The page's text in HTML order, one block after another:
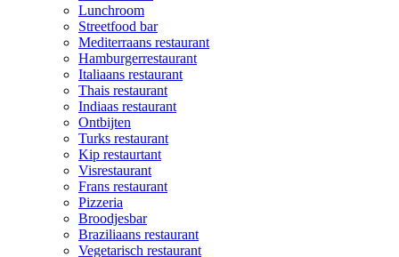
Lunchroom
Streetfood bar
Mediterraans restaurant
Hamburgerrestaurant
Italiaans restaurant
Thais restaurant
Indiaas restaurant
Ontbijten
Turks restaurant
Kip restaurtant
Visrestaurant
Frans restaurant
Pizzeria
Broodjesbar
Braziliaans restaurant
Vegetarisch restaurant